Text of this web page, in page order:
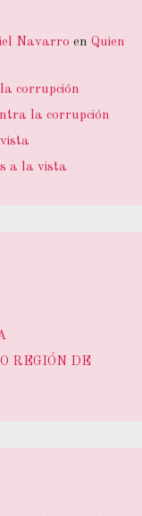
Navarro en Quien
corrupción
la corrupción
a la vista
REGIÓN DE